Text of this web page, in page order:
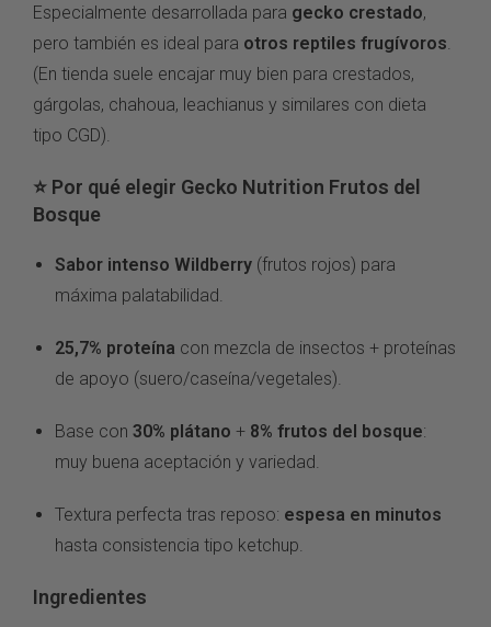
Especialmente desarrollada para gecko crestado,
pero también es ideal para otros reptiles frugívoros
(En tienda suele encajar muy bien para crestados,
gárgolas, chahoua, leachianus y similares con dieta
tipo CGD).
⭐ Por qué elegir Gecko Nutrition Frutos del
Bosque
Sabor intenso Wildberry (frutos rojos) para
máxima palatabilidad.
25,7% proteína con mezcla de insectos + proteínas
de apoyo (suero/caseína/vegetales).
Base con 30% plátano + 8% frutos del bosque:
muy buena aceptación y variedad.
Textura perfecta tras reposo: espesa en minutos
hasta consistencia tipo ketchup.
Ingredientes